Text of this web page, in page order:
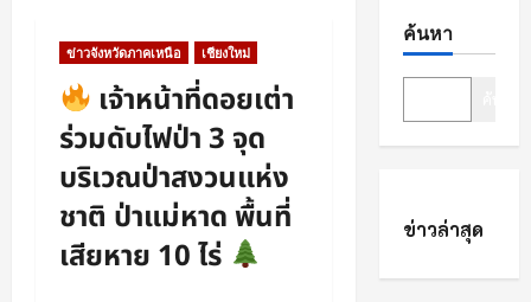
ข่าวจังหวัดภาคเหนือ เชียงใหม่
เจ้าหน้าที่ดอยเต่า
ร่วมดับไฟป่า 3 จุด
บริเวณป่าสงวนแห่ง
ชาติ ป่าแม่หาด พื้นที่
เสียหาย 10 ไร่
ค้นหา
ข่าวล่าสุด